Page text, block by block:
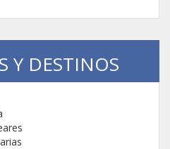
Y DESTINOS